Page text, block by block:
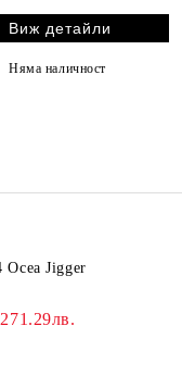
Виж детайли
Няма наличност
Ocea Jigger